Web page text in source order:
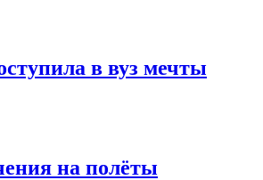
в вуз мечты
на полёты